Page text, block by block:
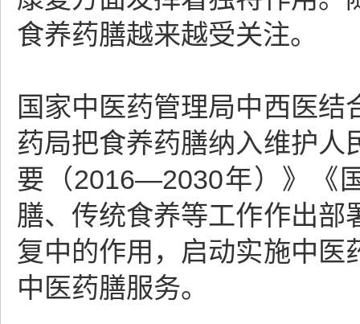
食养药膳越来越受关注。
国家中医药管理局中西医
药局把食养药膳纳入维护人
要（2016—2030年）》《
膳、传统食养等工作作出部
复中的作用，启动实施中医
中医药膳服务。